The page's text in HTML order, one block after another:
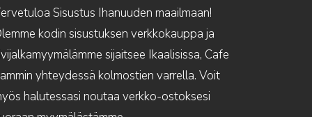
Sisustus Ihanuuden maailmaan!
kodin sisustuksen verkkokauppa ja
sijaitsee Ikaalisissa, Cafe
yhteydessä kolmostien varrella. Voit
halutessasi noutaa verkko-ostoksesi